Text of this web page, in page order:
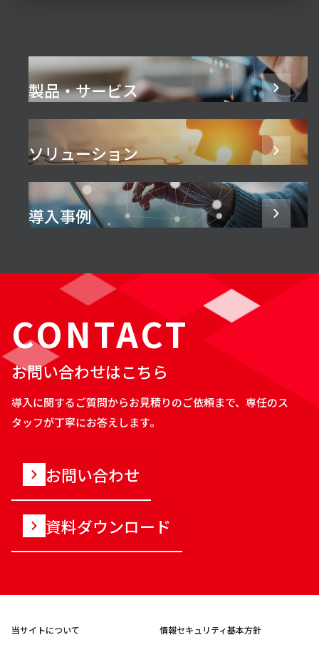
製品・サービス
ソリューション
導入事例
CONTACT
お問い合わせはこちら
導入に関するご質問からお見積りのご依頼まで、専任のス
タッフが丁寧にお答えします。
お問い合わせ
資料ダウンロード
当サイトについて 情報セキュリティ基本方針